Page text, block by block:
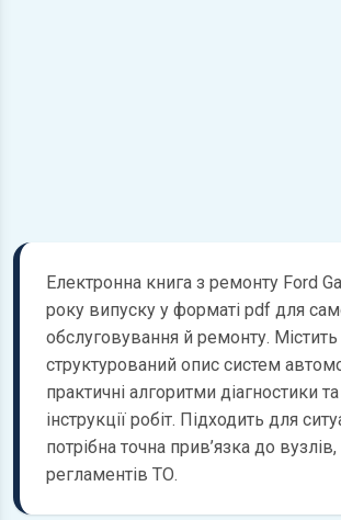
Електронна книга з ремонту Ford
року випуску у форматі pdf для
обслуговування й ремонту. Містить
структурований опис систем
практичні алгоритми діагностики
інструкції робіт. Підходить для
потрібна точна прив’язка до
регламентів ТО.